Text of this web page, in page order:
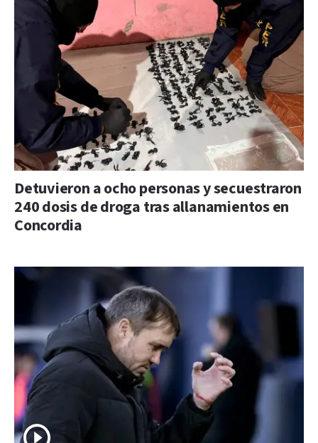
Detuvieron a ocho personas y secuestraron
240 dosis de droga tras allanamientos en
Concordia